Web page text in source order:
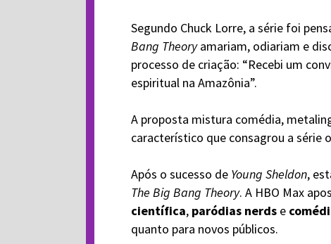
Segundo Chuck Lorre, a série foi
Bang Theoryamariam, odiariam e
processo de criação: “Recebi um
espiritual na Amazônia”.
A proposta mistura comédia,
característico que consagrou a série
Após o sucesso de Young Sheldon,
The Big Bang Theory. A HBO Max
científica, paródias nerdse
quanto para novos públicos.